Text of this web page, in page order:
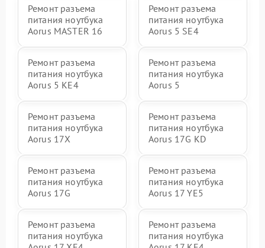
Ремонт разъема
питания ноутбука
Aorus MASTER 16
Ремонт разъема
питания ноутбука
Aorus 5 SE4
Ремонт разъема
питания ноутбука
Aorus 5 KE4
Ремонт разъема
питания ноутбука
Aorus 5
Ремонт разъема
питания ноутбука
Aorus 17X
Ремонт разъема
питания ноутбука
Aorus 17G KD
Ремонт разъема
питания ноутбука
Aorus 17G
Ремонт разъема
питания ноутбука
Aorus 17 YE5
Ремонт разъема
питания ноутбука
Ремонт разъема
питания ноутбука